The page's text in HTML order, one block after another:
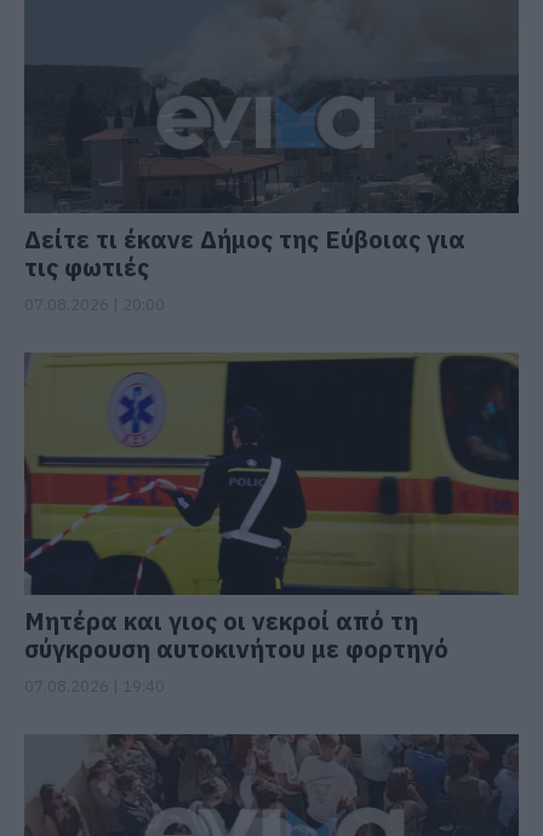
Δείτε τι έκανε Δήμος της Εύβοιας για
τις φωτιές
Μητέρα και γιος οι νεκροί από τη
σύγκρουση αυτοκινήτου με φορτηγό